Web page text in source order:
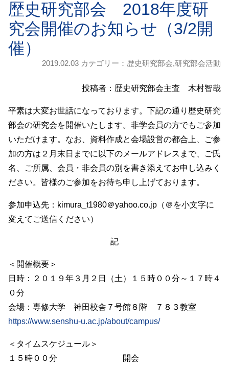
歴史研究部会 2018年度研
究会開催のお知らせ（3/2開
催）
2019.02.03 カテゴリー： 歴史研究部会,研究部会活動
投稿者：歴史研究部会主査 木村智哉
平素は大変お世話になっております。下記の通り歴史研究
部会の研究会を開催いたします。非学会員の方でもご参加
いただけます。なお、資料作成と会場設営の都合上、ご参
加の方は２月末日までに以下のメールアドレスまで、ご氏
名、ご所属、会員・非会員の別を書き添えてお申し込みく
ださい。皆様のご参加をお待ち申し上げております。
参加申込先：kimura_t1980＠yahoo.co.jp（＠を小文字に
変えてご送信ください）
記
＜開催概要＞
日時：２０１９年３月２日（土）１５時００分～１７時４
０分
会場：専修大学 神田校舎７号館８階 ７８３教室
https://www.senshu-u.ac.jp/about/campus/
＜タイムスケジュール＞
１５時００分 開会